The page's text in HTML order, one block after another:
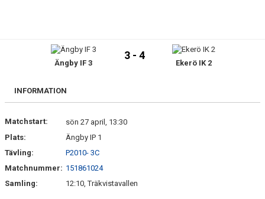
SPELARE & LEDARE
Ängby IF 3
3 - 4
Ekerö IK 2
INFORMATION
Matchstart:
sön 27 april, 13:30
Plats:
Ängby IP 1
Tävling:
P2010- 3C
Matchnummer: 151861024
Samling:
12:10, Träkvistavallen